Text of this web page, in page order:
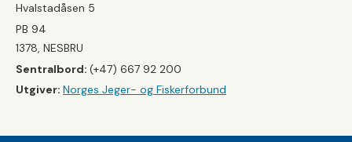
Hvalstadåsen 5
PB 94
1378, NESBRU
Sentralbord: (+47) 667 92 200
Utgiver: Norges Jeger- og Fiskerforbund